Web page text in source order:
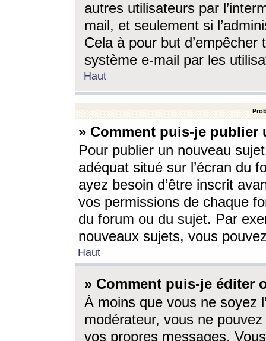
autres utilisateurs par
mail, et seulement si
Cela à pour but
système e-mail par les
Haut
» Comment puis-je
Pour publier un nouveau
adéquat situé sur l’écran du
ayez besoin d’être inscrit
vos permissions de chaque
du forum ou du sujet. Par
nouveaux sujets, vous
Haut
» Comment puis-je éditer
À moins que vous ne soyez
modérateur, vous ne
vos propres messages.